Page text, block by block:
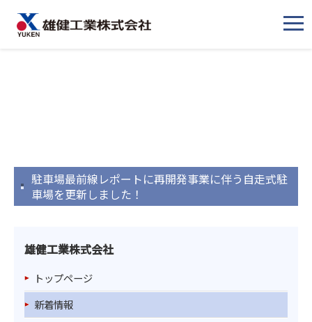
メ
駐車場最前線レポートに再開発事業に伴う自走式駐
車場を更新しました！
雄健工業株式会社
トップページ
新着情報